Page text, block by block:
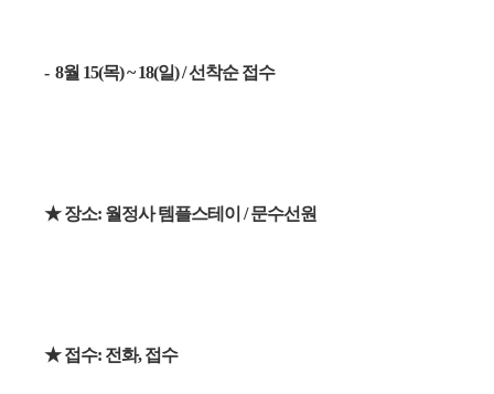
- 8월 15(목) ~ 18(일) / 선착순 접수
★ 장소: 월정사 템플스테이 / 문수선원
★ 접수: 전화, 접수